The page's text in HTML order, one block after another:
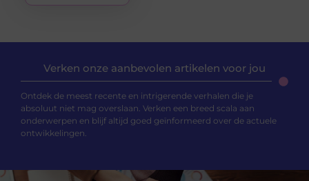
Verken onze aanbevolen artikelen voor jou
Ontdek de meest recente en intrigerende verhalen die je
absoluut niet mag overslaan. Verken een breed scala aan
onderwerpen en blijf altijd goed geïnformeerd over de actuele
ontwikkelingen.